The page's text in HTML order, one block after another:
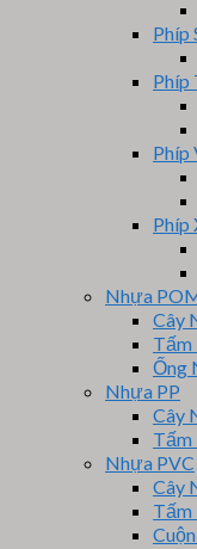
Phíp
Phíp
Phíp
Phíp
Nhựa
Cây
Tấm
Ống
Nhựa PP
Cây
Tấm
Nhựa PVC
Cây
Tấm